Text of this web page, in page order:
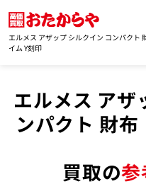
エルメス アザップ シルクイン コンパクト
イム Y刻印
エルメス アザ
ンパクト 財布
買取の